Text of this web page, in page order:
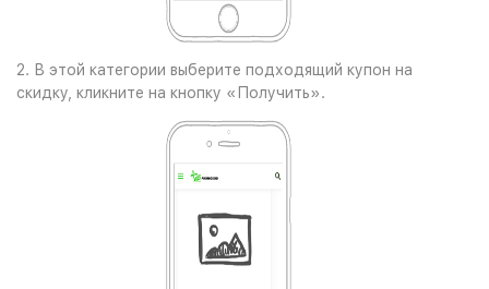
2. В этой категории выберите подходящий купон на
скидку, кликните на кнопку «Получить».